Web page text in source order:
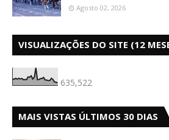
Agosto 02, 2026
VISUALIZAÇÕES DO SITE (12
635,522
MAIS VISTAS ÚLTIMOS 30 DIAS